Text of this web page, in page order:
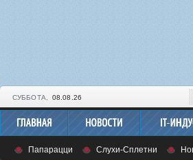
СУББОТА, 08.08.26
Папарацци Слухи-Сплетни